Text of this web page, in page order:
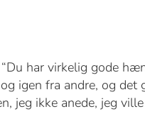
har virkelig gode
igen fra andre, og
jeg ikke anede, jeg